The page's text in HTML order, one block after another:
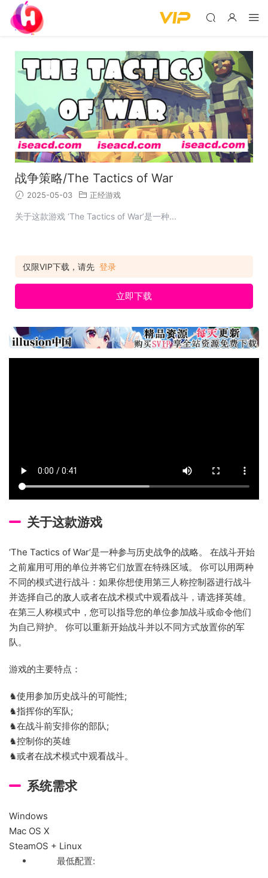
战争策略/The Tactics of War
2025-05-03 正经游戏
关于这款游戏 ‘The Tactics of War’是一种...
仅限VIP下载，请先 登录
立即下载
关于这款游戏
‘The Tactics of War’是一种参与历史战争的战略。 在战斗开始
之前雇用可用的单位并将它们放置在特殊区域。 你可以用两种
不同的模式进行战斗：如果你想使用第三人称控制器进行战斗
并选择自己的敌人或者在战术模式中观看战斗，请选择英雄。
在第三人称模式中，您可以指导您的单位参加战斗或命令他们
为自己辩护。 你可以重新开始战斗并以不同方式放置你的军
队。
游戏的主要特点：
♞使用参加历史战斗的可能性;
♞指挥你的军队;
♞在战斗前安排你的部队;
♞控制你的英雄
♞或者在战术模式中观看战斗。
系统需求
Windows
Mac OS X
SteamOS + Linux
最低配置: